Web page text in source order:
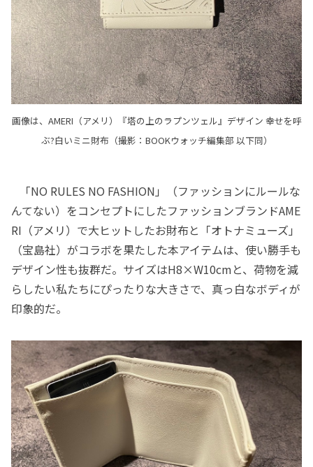
画像は、AMERI（アメリ）『塔の上のラプンツェル』デザイン 幸せを呼
ぶ?白いミニ財布（撮影：BOOKウォッチ編集部 以下同）
「NO RULES NO FASHION」（ファッションにルールな
んてない）をコンセプトにしたファッションブランドAME
RI（アメリ）で大ヒットしたお財布と「オトナミューズ」
（宝島社）がコラボを果たした本アイテムは、使い勝手も
デザイン性も抜群だ。サイズはH8×W10cmと、荷物を減
らしたい私たちにぴったりな大きさで、真っ白なボディが
印象的だ。